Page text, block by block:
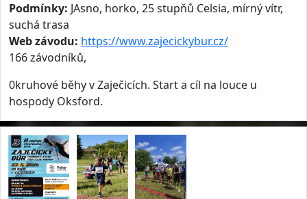
Podmínky: JAsno, horko, 25 stupňů Celsia, mírný vítr,
suchá trasa
Web závodu: https://www.zajecickybur.cz/
166 závodníků,
0kruhové běhy v Zaječicích. Start a cíl na louce u
hospody Oksford.